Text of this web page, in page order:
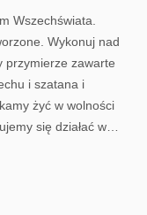
Wszechświata.
Wykonuj nad
przymierze zawarte
i szatana i
żyć w wolności
się działać w…